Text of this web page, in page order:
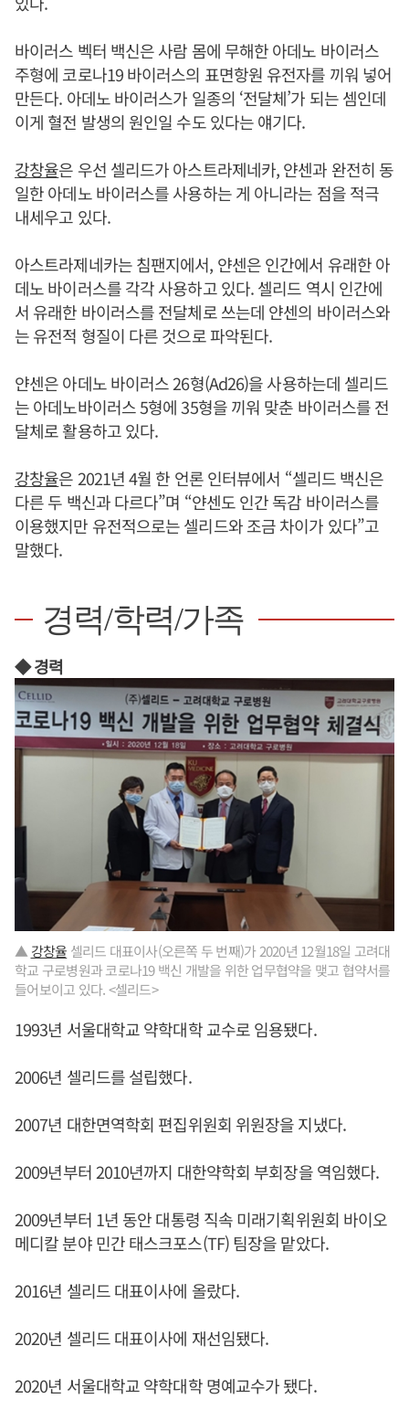
바이러스 벡터 백신은 사람 몸에 무해한 아데노 바이러스
주형에 코로나19 바이러스의 표면항원 유전자를 끼워 넣어
만든다. 아데노 바이러스가 일종의 ‘전달체’가 되는 셈인데
이게 혈전 발생의 원인일 수도 있다는 얘기다.
강창율은 우선 셀리드가 아스트라제네카, 얀센과 완전히 동
일한 아데노 바이러스를 사용하는 게 아니라는 점을 적극
내세우고 있다.
아스트라제네카는 침팬지에서, 얀센은 인간에서 유래한 아
데노 바이러스를 각각 사용하고 있다. 셀리드 역시 인간에
서 유래한 바이러스를 전달체로 쓰는데 얀센의 바이러스와
는 유전적 형질이 다른 것으로 파악된다.
얀센은 아데노 바이러스 26형(Ad26)을 사용하는데 셀리드
는 아데노바이러스 5형에 35형을 끼워 맞춘 바이러스를 전
달체로 활용하고 있다.
강창율은 2021년 4월 한 언론 인터뷰에서 “셀리드 백신은
다른 두 백신과 다르다”며 “얀센도 인간 독감 바이러스를
이용했지만 유전적으로는 셀리드와 조금 차이가 있다”고
말했다.
경력/학력/가족
◆ 경력
▲ 강창율 셀리드 대표이사(오른쪽 두 번째)가 2020년 12월18일 고려대
학교 구로병원과 코로나19 백신 개발을 위한 업무협약을 맺고 협약서를
들어보이고 있다. <셀리드>
1993년 서울대학교 약학대학 교수로 임용됐다.
2006년 셀리드를 설립했다.
2007년 대한면역학회 편집위원회 위원장을 지냈다.
2009년부터 2010년까지 대한약학회 부회장을 역임했다.
2009년부터 1년 동안 대통령 직속 미래기획위원회 바이오
메디칼 분야 민간 태스크포스(TF) 팀장을 맡았다.
2016년 셀리드 대표이사에 올랐다.
2020년 셀리드 대표이사에 재선임됐다.
2020년 서울대학교 약학대학 명예교수가 됐다.